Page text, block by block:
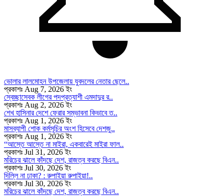
ভোলার লালমোহন উপজেলায় যুবদলের নেতার ছেলে..
প্রকাশঃ Aug 7, 2026 ইং
স্বেচ্ছাসেবক লীগের পদপ্রত্যাশী এমদাদুর র..
প্রকাশঃ Aug 2, 2026 ইং
শেখ হাসিনার দেশে ফেরার সম্ভাবনা কিভাবে ত..
প্রকাশঃ Aug 1, 2026 ইং
মাসব্যাপী শোক কর্মসূচির অংশ হিসেবে দেশজু..
প্রকাশঃ Aug 1, 2026 ইং
“আস্তে আস্তে না মাইরা, একবারেই মাইরা ফাল..
প্রকাশঃ Jul 31, 2026 ইং
মরিচের ঝালে কাঁদছে দেশ, রাজত্ব করছে বিএন..
প্রকাশঃ Jul 30, 2026 ইং
দিল্লি না ঢাকা? : রুপাইয়া রুপাইয়া!..
প্রকাশঃ Jul 30, 2026 ইং
মরিচের ঝালে কাঁদছে দেশ, রাজত্ব করছে বিএন..